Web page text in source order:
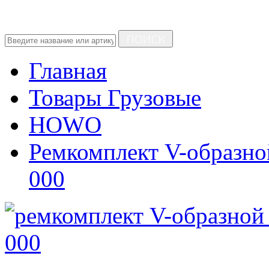
Главная
Товары Грузовые
HOWO
Ремкомплект V-
000